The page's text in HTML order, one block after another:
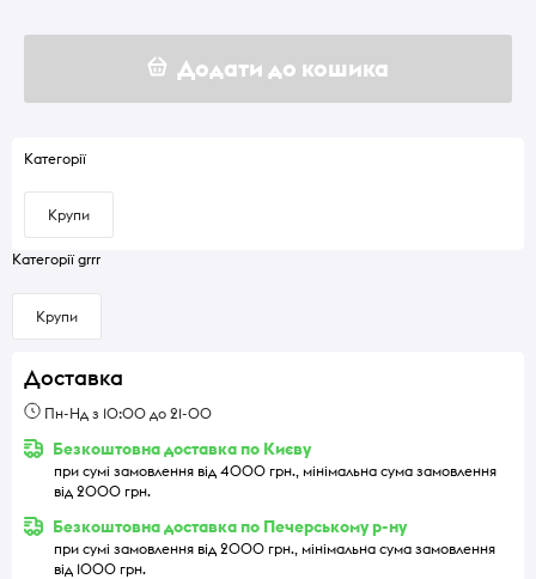
Додати до кошика
Категорії
Крупи
Категорії grrr
Крупи
Доставка
Пн-Нд з 10:00 до 21-00
Безкоштовна доставка по Києву
при сумі замовлення від 4000 грн., мінімальна сума замовлення
від 2000 грн.
Безкоштовна доставка по Печерському р-ну
при сумі замовлення від 2000 грн., мінімальна сума замовлення
від 1000 грн.